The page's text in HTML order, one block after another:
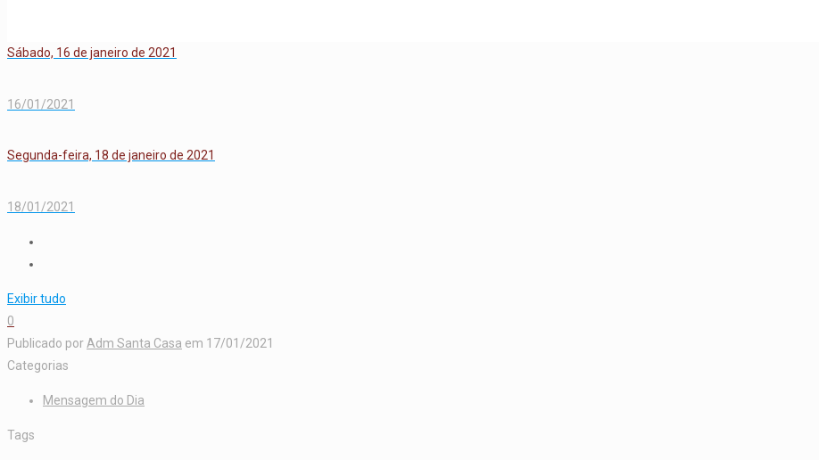
Sábado, 16 de janeiro de 2021
16/01/2021
Segunda-feira, 18 de janeiro de 2021
18/01/2021
Exibir tudo
0
Publicado por Adm Santa Casa em 17/01/2021
Categorias
Mensagem do Dia
Tags